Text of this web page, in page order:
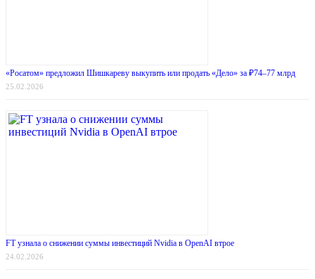
«Росатом» предложил Шишкареву выкупить или продать «Дело» за ₽74–77 млрд
25.02.2026
FT узнала о снижении суммы инвестиций Nvidia в OpenAI втрое
24.02.2026